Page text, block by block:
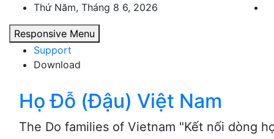
content
Thứ Năm, Tháng 8 6, 2026
Responsive Menu
Support
Download
Họ Đỗ (Đậu) Việt Nam
The Do families of Vietnam "Kết nối dòng